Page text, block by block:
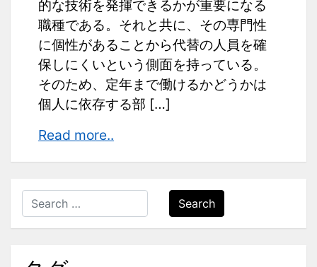
的な技術を発揮できるかが重要になる
職種である。それと共に、その専門性
に個性があることから代替の人員を確
保しにくいという側面を持っている。
そのため、定年まで働けるかどうかは
個人に依存する部 […]
Read more..
で
働
く
Search